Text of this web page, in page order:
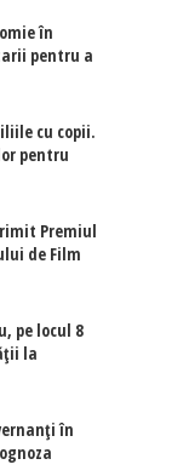
în
pentru a
cu copii.
pentru
Premiul
de Film
pe locul 8
la
în